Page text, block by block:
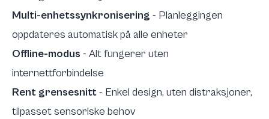
Multi-enhetssynkronisering - Planleggingen
oppdateres automatisk på alle enheter
Offline-modus - Alt fungerer uten
internettforbindelse
Rent grensesnitt- Enkel design, uten distraksjoner,
tilpasset sensoriske behov